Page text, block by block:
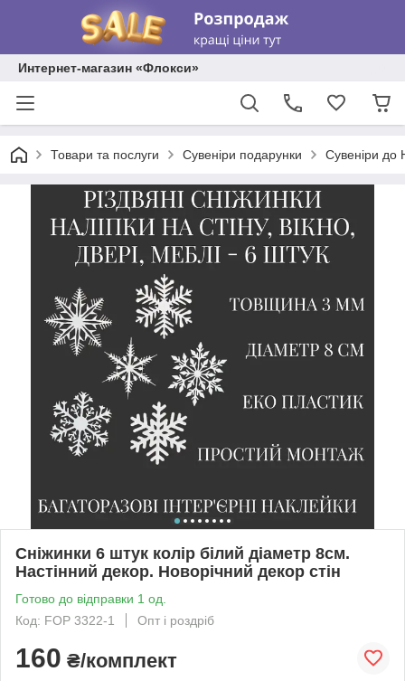
Интернет-магазин «Флокси»
Товари та послуги Сувеніри подарунки Сувеніри до
Сніжинки 6 штук колір білий діаметр 8см.
Настінний декор. Новорічний декор стін
Готово до відправки 1 од.
Код: FOP 3322-1
Опт і роздріб
160 ₴/комплект